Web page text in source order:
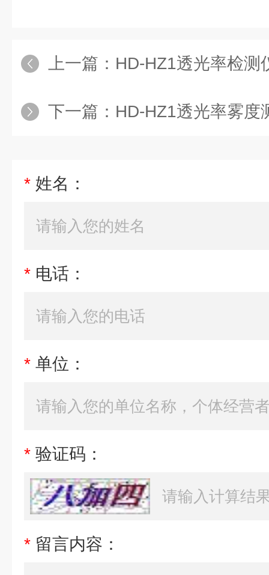
上一篇： HD-HZ1透光率检测
下一篇： HD-HZ1透光率雾度
* 姓名：
* 电话：
* 单位：
* 验证码：
* 留言内容：